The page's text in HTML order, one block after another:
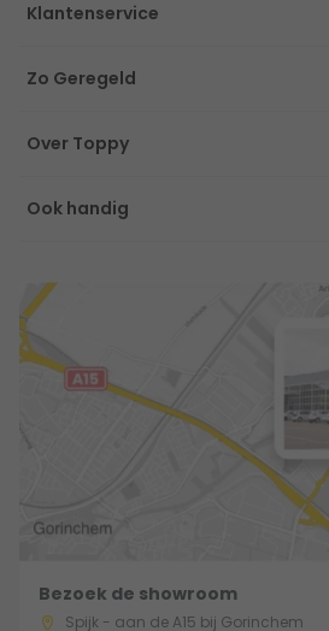
Klantenservice
Zo Geregeld
Over Toppy
Ook handig
Bezoek de showroom
Spijk - aan de A15 bij Gorinchem